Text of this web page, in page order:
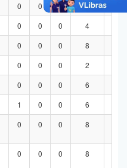
0 0 0 4
0 0 0 4
0 0 0 8
0 0 0 2
0 0 0 6
1 0 0 6
0 0 0 8
0 0 0 8